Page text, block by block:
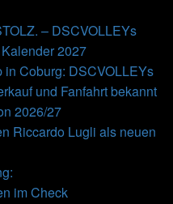
– DSCVOLLEYs
2027
Coburg: DSCVOLLEYs
und Fanfahrt bekannt
2026/27
Riccardo Lugli als neuen
im Check